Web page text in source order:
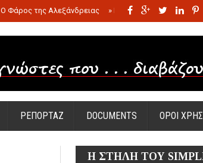
Ο Φάρος της Αλεξάνδρειας » Η σφαγή των νηπίων της
ΡΕΠΟΡΤΑΖ DOCUMENTS ΟΡΟΙ
Η ΣΤΗΛΗ ΤΟΥ